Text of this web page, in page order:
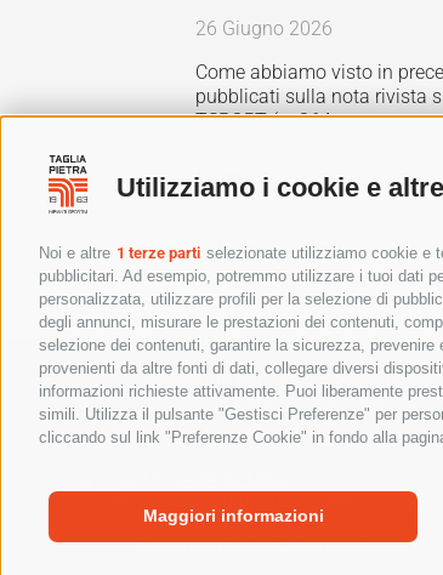
Utilizziamo i cookie e
Noi e altre 1 terze parti selezionate utilizziamo cookie e
pubblicitari. Ad esempio, potremmo utilizzare i tuoi dati
personalizzata, utilizzare profili per la selezione di
degli annunci, misurare le prestazioni dei contenuti,
selezione dei contenuti, garantire la sicurezza,
provenienti da altre fonti di dati, collegare diversi
informazioni richieste attivamente. Puoi liberamente
simili. Utilizza il pulsante "Gestisci Preferenze" per
cliccando sul link "Preferenze Cookie" in fondo alla
Maggiori informazioni
26 Giugno 2026
Come abbiamo visto in
pubblicati sulla nota rivista
TSPORT (n. 364 –...
Leggi tutto
TAGLIAPIETRA S.r.l. – Sede legale
S.R. 56, 8F Centro Terrarossa –
C.F. e P.IVA: 01548280302 | Codice
info@tagliapietraimpiantisportivi.it
Copyright © 2023 Tagliapietra Srl –